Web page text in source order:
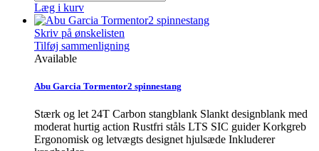
Læg i kurv
Skriv på ønskelisten
Tilføj sammenligning
Available
Abu Garcia Tormentor2 spinnestang
Stærk og let 24T Carbon stangblank Slankt designblank med
moderat hurtig action Rustfri ståls LTS SIC guider Korkgreb
Ergonomisk og letvægts designet hjulsæde Inkluderer